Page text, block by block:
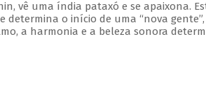
vê uma índia pataxó e se apaixona.
o início de uma “nova
a harmonia e a beleza sonora